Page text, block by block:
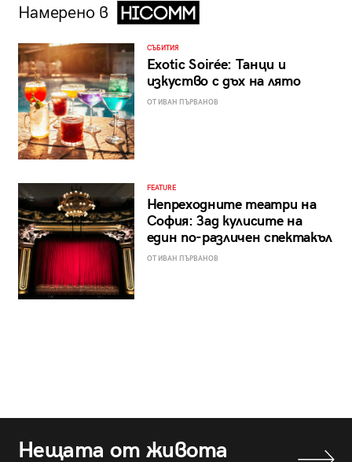
Намерено в
СЪБИТИЯ
Exotic Soirée: Танци и
изкуство с дъх на лято
ОТ ИВАН ПЪРВАНОВ
FEATURE
Непреходните театри на
София: Зад кулисите на
един по-различен спектакъл
ОТ ИВАН ПЪРВАНОВ
Нещата от живота